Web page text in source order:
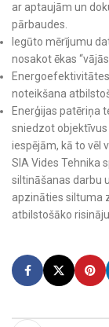
ar aptaujām un
pārbaudes.
Iegūto mērījumu
nosakot ēkas “vājās
noteikšana
Enerģijas patēriņa
sniedzot
iespējām, kā to vēl
SIA Vides Tehnika
siltināšanas darbu
apzināties siltuma
atbilstošāko